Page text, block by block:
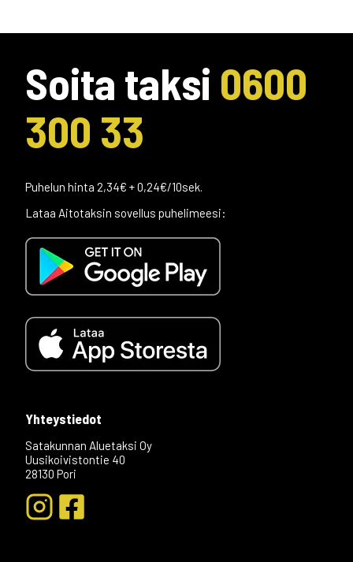
Soita taksi 0600
300 33
Puhelun hinta 2,34€ + 0,24€/10sek.
Lataa Aitotaksin sovellus puhelimeesi:
Yhteystiedot
Satakunnan Aluetaksi Oy
Uusikoivistontie 40
28130 Pori